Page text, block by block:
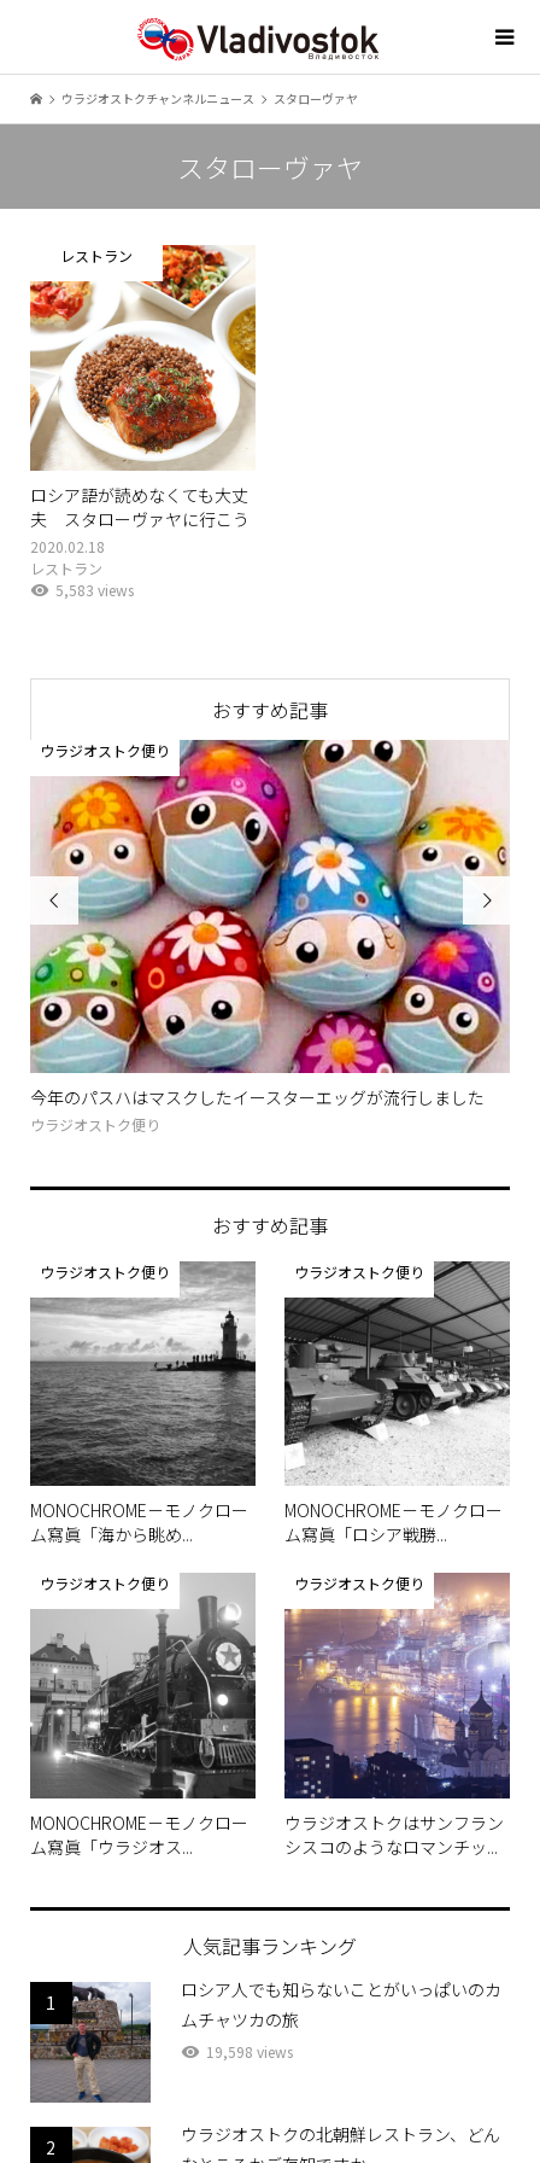
ウラジオストクチャンネルニュース スタローヴァヤ
スタローヴァヤ
レストラン
ロシア語が読めなくても大丈
夫 スタローヴァヤに行こう
2020.02.18
レストラン
5,583 views
おすすめ記事

今年のパスハはマスクしたイースターエッグが流行しました
ウラジオストク便り
ウラジオストク便り

おすすめ記事
ウラジオストク便り
MONOCHROME－モノクロー
ム寫眞「海から眺め...
ウラジオストク便り
MONOCHROME－モノクロー
ム寫眞「ロシア戦勝...
ウラジオストク便り
MONOCHROME－モノクロー
ム寫眞「ウラジオス...
ウラジオストク便り
ウラジオストクはサンフラン
シスコのようなロマンチッ...
人気記事ランキング
1
ロシア人でも知らないことがいっぱいのカ
ムチャツカの旅
19,598 views
2
ウラジオストクの北朝鮮レストラン、どん